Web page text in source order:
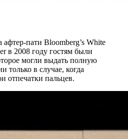
пати Bloomberg’s White
в 2008 году гостям были
могли выдать полную
в случае, когда
отпечатки пальцев.